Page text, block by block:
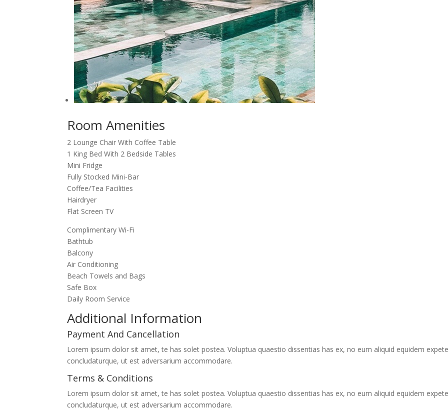
Room Amenities
2 Lounge Chair With Coffee Table
1 King Bed With 2 Bedside Tables
Mini Fridge
Fully Stocked Mini-Bar
Coffee/Tea Facilities
Hairdryer
Flat Screen TV
Complimentary Wi-Fi
Bathtub
Balcony
Air Conditioning
Beach Towels and Bags
Safe Box
Daily Room Service
Additional Information
Payment And Cancellation
Lorem ipsum dolor sit amet, te has solet postea. Voluptua quaestio dissentias has ex, no eum aliquid equidem
concludaturque, ut est adversarium accommodare.
Terms & Conditions
Lorem ipsum dolor sit amet, te has solet postea. Voluptua quaestio dissentias has ex, no eum aliquid equidem
concludaturque, ut est adversarium accommodare.